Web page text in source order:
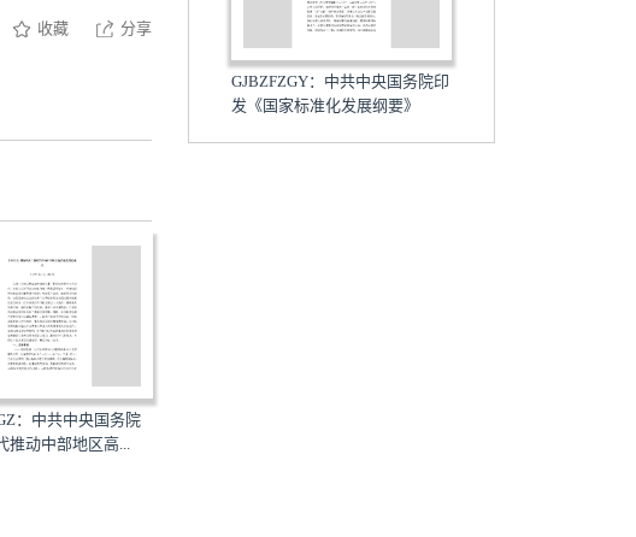
收藏 分享
FZZFSSGY：中共中央国务院印
发《法治政府建设实施纲...
GJBZFZGY：中共中央国务院印
发《国家标准化发展纲要》